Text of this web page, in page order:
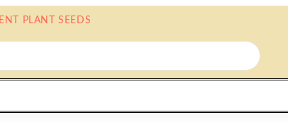
PLANT SEEDS